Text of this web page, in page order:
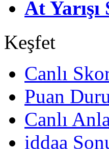
At Yarışı
Keşfet
Canlı
Puan
Canlı
iddaa